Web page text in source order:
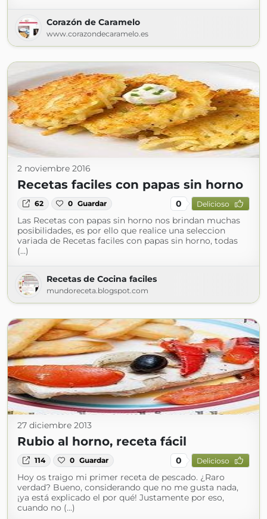
Corazón de Caramelo
www.corazondecaramelo.es
2 noviembre 2016
Recetas faciles con papas sin horno
62 0 Guardar 0 Delicioso
Las Recetas con papas sin horno nos brindan muchas
posibilidades, es por ello que realice una seleccion
variada de Recetas faciles con papas sin horno, todas
(...)
Recetas de Cocina faciles
mundoreceta.blogspot.com
27 diciembre 2013
Rubio al horno, receta fácil
114 0 Guardar 0 Delicioso
Hoy os traigo mi primer receta de pescado. ¿Raro
verdad? Bueno, considerando que no me gusta nada,
¡ya está explicado el por qué! Justamente por eso,
cuando no (...)